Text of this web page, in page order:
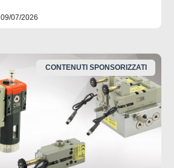
09/07/2026
CONTENUTI SPONSORIZZATI